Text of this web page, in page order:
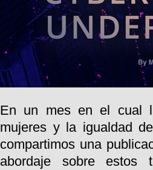
En un mes en el cual
mujeres y la igualdad
compartimos una
abordaje sobre estos